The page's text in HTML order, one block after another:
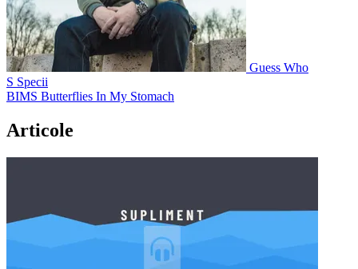
Guess Who
S Specii
BIMS Butterflies In My Stomach
Articole